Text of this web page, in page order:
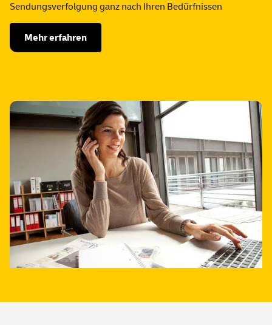
Sendungsverfolgung ganz nach Ihren Bedürfnissen
Mehr erfahren